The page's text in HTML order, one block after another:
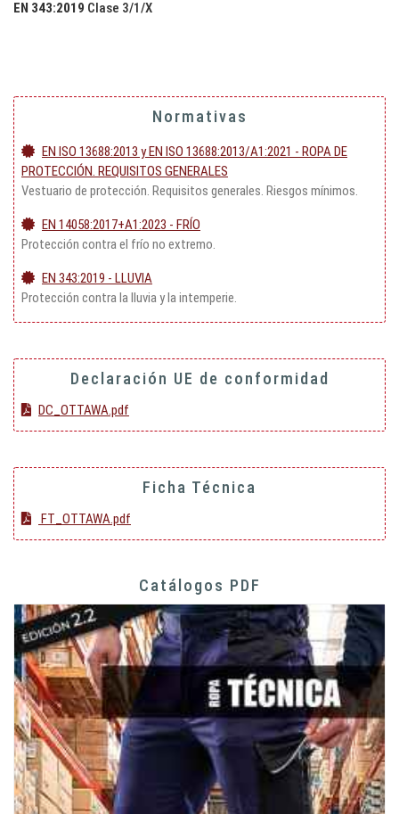
EN 343:2019 Clase 3/1/X
Normativas
EN ISO 13688:2013 y EN ISO 13688:2013/A1:2021 - ROPA DE
PROTECCIÓN. REQUISITOS GENERALES
Vestuario de protección. Requisitos generales. Riesgos mínimos.
EN 14058:2017+A1:2023 - FRÍO
Protección contra el frío no extremo.
EN 343:2019 - LLUVIA
Protección contra la lluvia y la intemperie.
Declaración UE de conformidad
DC_OTTAWA.pdf
Ficha Técnica
FT_OTTAWA.pdf
Catálogos PDF